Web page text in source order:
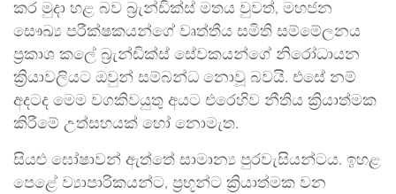
කර මුදා හළ බව බ්‍රැන්ඩික්ස් මතය වුවත්, මහජන
සෞඛ්‍ය පරීක්ෂකයන්ගේ වෘත්තීය සමිති සම්මේලනය
ප්‍රකාශ කලේ බ්‍රැන්ඩික්ස් සේවකයන්ගේ නිරෝධායන
ක්‍රියාවලියට ඔවුන් සම්බන්ධ නොවූ බවයි. එසේ නම්
අදටද මෙම වගකිවයුතු අයට එරෙහිව නීතිය ක්‍රියාත්මක
කිරීමේ උත්සහයක් හෝ නොමැත.
සියළු ඝෝෂාවන් ඇත්තේ සාමාන්‍ය පුරවැසියන්ටය. ඉහළ
පෙළේ ව්‍යාපාරිකයන්ට, ප්‍රභූන්ට ක්‍රියාත්මක වන